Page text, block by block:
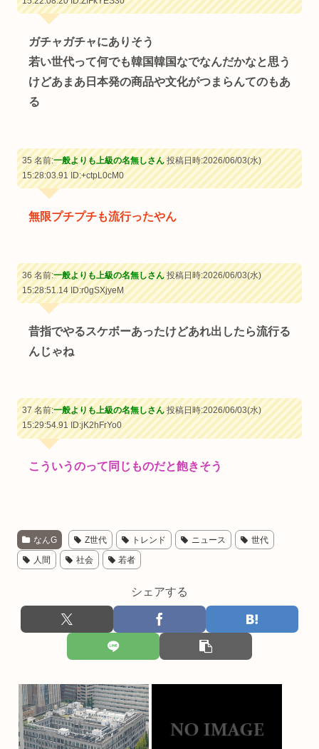
ガチャガチャにありそう
若い世代って何でも韓国韓国なでなんだかなと思う
けどあまあ日本発の商品や文化がつまらんてのもあ
る
35 名前:一般よりも上級の名無しさん投稿日時:2026/06/03(水)
15:28:03.91ID:+ctpL0cM0
無限プチプチも流行ったやん
36 名前:一般よりも上級の名無しさん投稿日時:2026/06/03(水)
15:28:51.14ID:r0gSXjyeM
昔指でやるスケボーあったけどあれ出したら流行る
んじゃね
37 名前:一般よりも上級の名無しさん投稿日時:2026/06/03(水)
15:29:54.91ID:jK2hFrYo0
こういうのって同じものだと飽きそう
なんG Z世代 トレンド ニュース 世代
人間 社会 若者
シェアする